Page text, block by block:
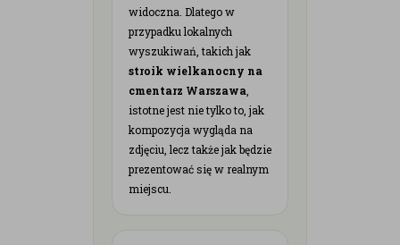
widoczna. Dlatego w
przypadku lokalnych
wyszukiwań, takich jak
stroik wielkanocny na
cmentarz Warszawa
istotne jest nie tylko to, jak
kompozycja wygląda na
zdjęciu, lecz także jak będzie
prezentować się w realnym
miejscu.